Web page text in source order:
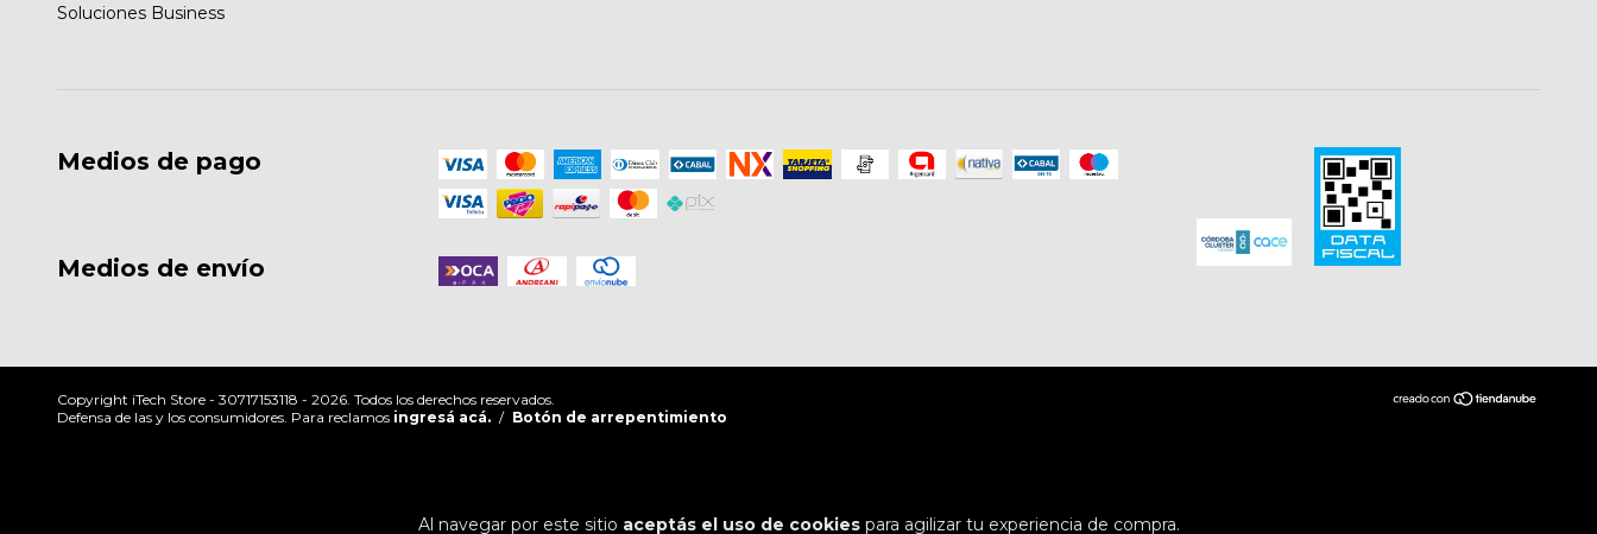
Al navegar por este sitio aceptás el uso de cookiespara agilizar tu experiencia de compra.
Soluciones Business
Medios de pago
Medios de envío
Copyright iTech Store - 30717153118 - 2026. Todos los derechos reservados.
Defensa de las y los consumidores. Para reclamos ingresá acá. / Botón de arrepentimiento